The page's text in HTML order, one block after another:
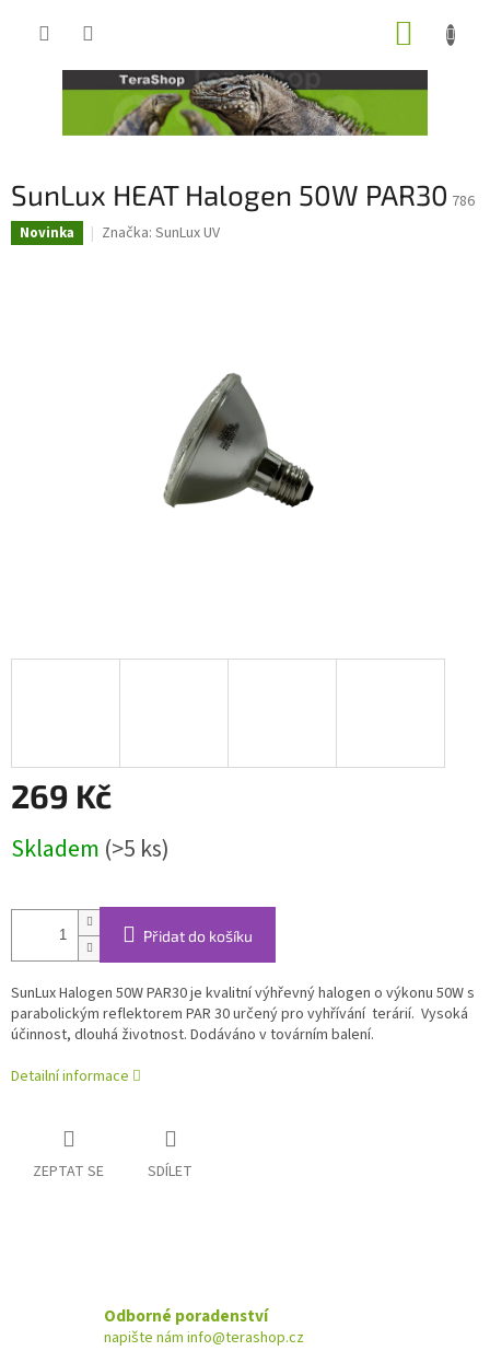
SunLux HEAT Halogen 50W PAR30 786
Novinka Značka: SunLux UV
269 Kč
cena:
Skladem (>5 ks)
Přidat do košíku
SunLux Halogen 50W PAR30 je kvalitní výhřevný halogen o výkonu 50W s
parabolickým reflektorem PAR 30 určený pro vyhřívání terárií. Vysoká
účinnost, dlouhá životnost. Dodáváno v továrním balení.
Detailní informace
ZEPTAT SE SDÍLET
Odborné poradenství
napište nám info@terashop.cz